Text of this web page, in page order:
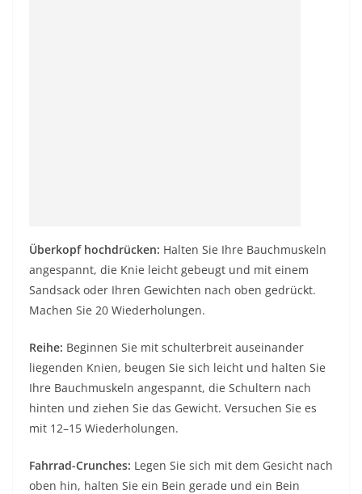
Überkopf hochdrücken: Halten Sie Ihre Bauchmuskeln
angespannt, die Knie leicht gebeugt und mit einem
Sandsack oder Ihren Gewichten nach oben gedrückt.
Machen Sie 20 Wiederholungen.
Reihe: Beginnen Sie mit schulterbreit auseinander
liegenden Knien, beugen Sie sich leicht und halten Sie
Ihre Bauchmuskeln angespannt, die Schultern nach
hinten und ziehen Sie das Gewicht. Versuchen Sie es
mit 12–15 Wiederholungen.
Fahrrad-Crunches: Legen Sie sich mit dem Gesicht nach
oben hin, halten Sie ein Bein gerade und ein Bein